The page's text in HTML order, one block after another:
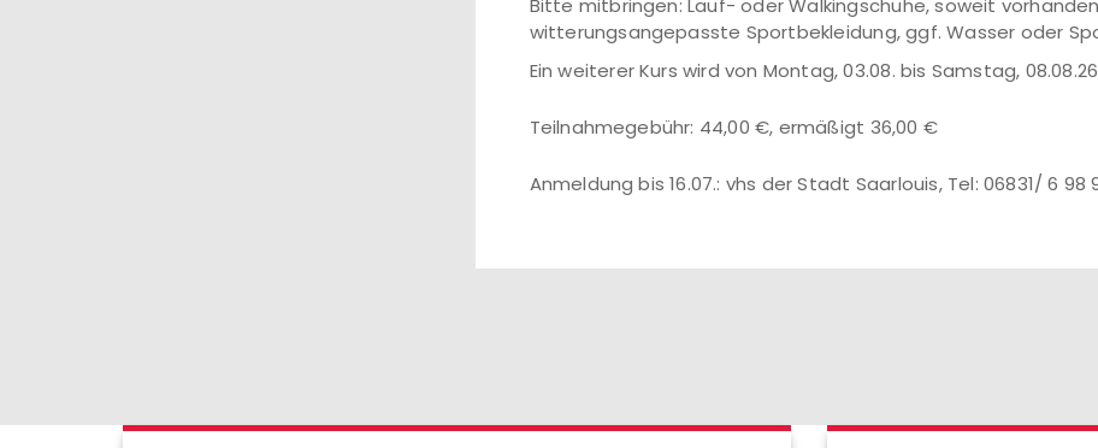
Bitte mitbringen: Lauf- oder Walkingschuhe, soweit
witterungsangepasste Sportbekleidung, ggf. Wasser oder
Ein weiterer Kurs wird von Montag, 03.08. bis Samstag,
Teilnahmegebühr: 44,00 €, ermäßigt 36,00 €
Anmeldung bis 16.07.: vhs der Stadt Saarlouis, Tel: 06831/ 6